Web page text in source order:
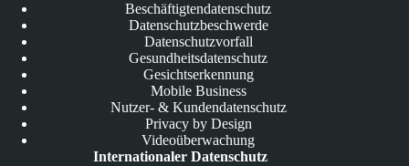
Beschäftigtendatenschutz
Datenschutzbeschwerde
Datenschutzvorfall
Gesundheitsdatenschutz
Gesichtserkennung
Mobile Business
Nutzer- & Kundendatenschutz
Privacy by Design
Videoüberwachung
Internationaler Datenschutz